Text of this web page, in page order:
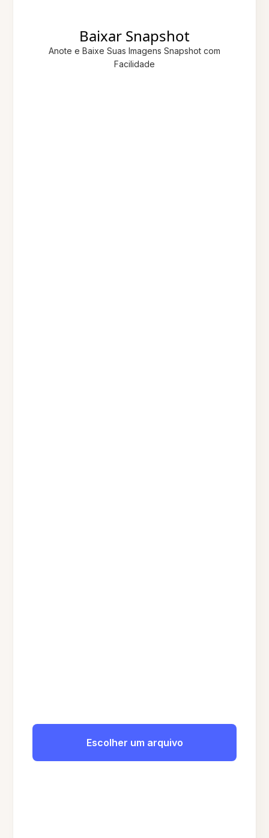
Baixar Snapshot
Anote e Baixe Suas Imagens Snapshot com
Facilidade
Escolher um arquivo